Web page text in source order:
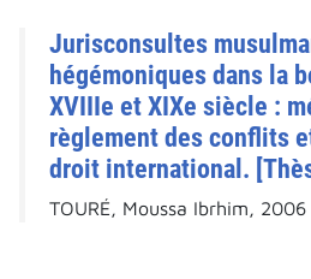
Jurisconsultes
hégémoniques dans la
XVIIIe et XIXe siècle :
règlement des conflits
droit international.
TOURÉ, Moussa Ibrhim, 2006